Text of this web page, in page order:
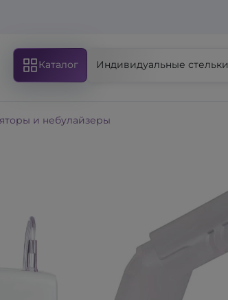
Каталог Индивидуальные стельки
и небулайзеры